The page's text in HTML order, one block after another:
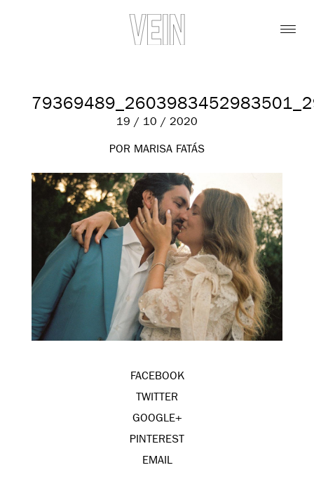
19 / 10 / 2020
POR MARISA FATÁS
FACEBOOK
TWITTER
GOOGLE+
PINTEREST
EMAIL